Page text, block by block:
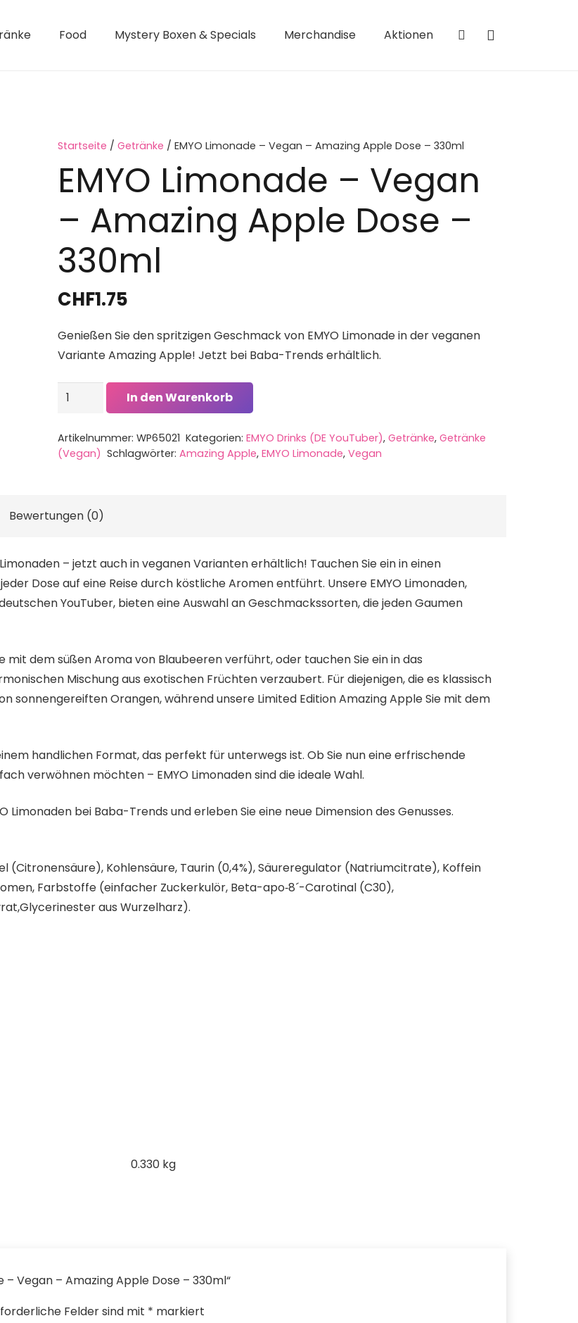
Food Mystery Boxen & Specials Merchandise Aktionen
Startseite / Getränke / EMYO Limonade – Vegan – Amazing Apple Dose – 330ml
EMYO Limonade – Vegan
– Amazing Apple Dose –
330ml
CHF1.75
Genießen Sie den spritzigen Geschmack von EMYO Limonade in der veganen
Variante Amazing Apple! Jetzt bei Baba-Trends erhältlich.
EMYO
Limonade
Vegan
Apple
330ml
Menge
In den Warenkorb
Artikelnummer: WP65021 Kategorien:EMYO Drinks (DE YouTuber),Getränke,Getränke
(Vegan) Schlagwörter:Amazing Apple,EMYO Limonade,Vegan
Bewertungen (0)
– jetzt auch in veganen Varianten erhältlich! Tauchen Sie ein in einen
Dose auf eine Reise durch köstliche Aromen entführt. Unsere EMYO Limonaden,
YouTuber, bieten eine Auswahl an Geschmackssorten, die jeden Gaumen
mit dem süßen Aroma von Blaubeeren verführt, oder tauchen Sie ein in das
Mischung aus exotischen Früchten verzaubert. Für diejenigen, die es klassisch
sonnengereiften Orangen, während unsere Limited Edition Amazing Apple Sie mit dem
handlichen Format, das perfekt für unterwegs ist. Ob Sie nun eine erfrischende
verwöhnen möchten – EMYO Limonaden sind die ideale Wahl.
Limonaden bei Baba-Trends und erleben Sie eine neue Dimension des Genusses.
(Citronensäure), Kohlensäure, Taurin (0,4%), Säureregulator (Natriumcitrate), Koffein
Farbstoffe (einfacher Zuckerkulör, Beta-apo‑8´-Carotinal (C30),
aus Wurzelharz).
0.330 kg
Vegan – Amazing Apple Dose – 330ml“
Felder sind mit * markiert